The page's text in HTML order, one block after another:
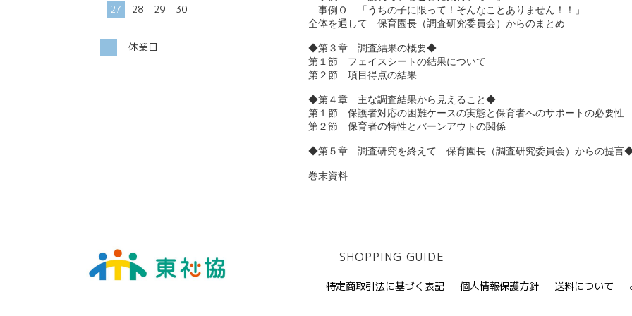
事例Ｏ　「うちの子に限って！そんなことありません！！」
全体を通して　保育園長（調査研究委員会）からのまとめ
◆第３章　調査結果の概要◆
第１節　フェイスシートの結果について
第２節　項目得点の結果
◆第４章　主な調査結果から見えること◆
第１節　保護者対応の困難ケースの実態と保育者へのサポートの必要性
第２節　保育者の特性とバーンアウトの関係
◆第５章　調査研究を終えて　保育園長（調査研究委員会）からの提
巻末資料
27
28 29 30
休業日
SHOPPING GUIDE
特定商取引法に基づく表記 個人情報保護方針 送料について